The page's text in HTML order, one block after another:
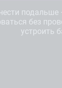
без
устроить